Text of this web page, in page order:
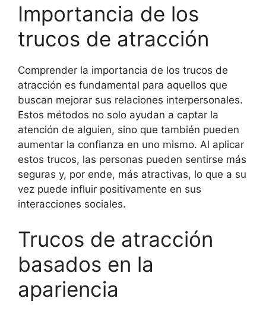
Importancia de los
trucos de atracción
Comprender la importancia de los trucos de
atracción es fundamental para aquellos que
buscan mejorar sus relaciones interpersonales.
Estos métodos no solo ayudan a captar la
atención de alguien, sino que también pueden
aumentar la confianza en uno mismo. Al aplicar
estos trucos, las personas pueden sentirse más
seguras y, por ende, más atractivas, lo que a su
vez puede influir positivamente en sus
interacciones sociales.
Trucos de atracción
basados en la
apariencia